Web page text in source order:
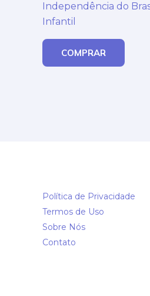
Independência do
Infantil
COMPRAR
Política de Privacidade
Termos de Uso
Sobre Nós
Contato